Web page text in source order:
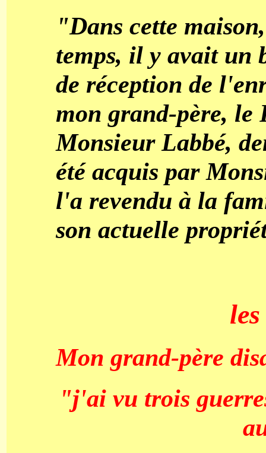
"Dans cette
temps, il y avait un
de réception de
mon grand-père, le
Monsieur Labbé,
été acquis par
l'a revendu à la
son actuelle
Mon grand-père
"j'ai vu trois